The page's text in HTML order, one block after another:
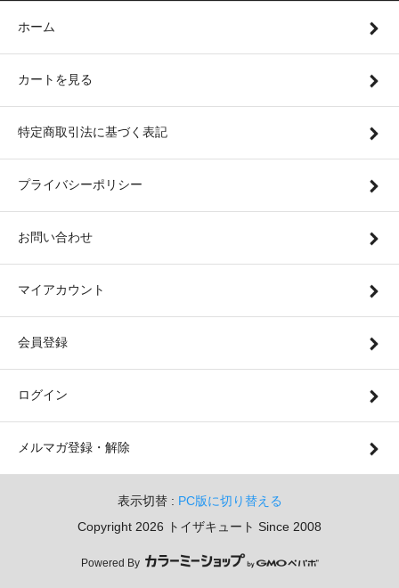
ホーム
カートを見る
特定商取引法に基づく表記
プライバシーポリシー
お問い合わせ
マイアカウント
会員登録
ログイン
メルマガ登録・解除
表示切替 : PC版に切り替える
Copyright 2026 トイザキュート Since 2008
Powered By